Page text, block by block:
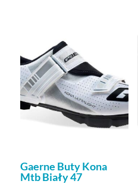
Gaerne Buty Kona
Mtb Biały 47